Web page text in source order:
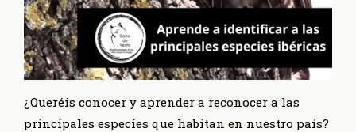
¿Queréis conocer y aprender a reconocer a las
principales especies que habitan en nuestro país?